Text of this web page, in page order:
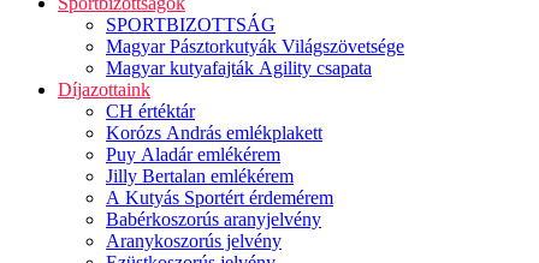
SPORTBIZOTTSÁG
Magyar Pásztorkutyák Világszövetsége
Magyar kutyafajták Agility csapata
Díjazottaink
CH értéktár
Korózs András emlékplakett
Puy Aladár emlékérem
Jilly Bertalan emlékérem
A Kutyás Sportért érdemérem
Babérkoszorús aranyjelvény
Aranykoszorús jelvény